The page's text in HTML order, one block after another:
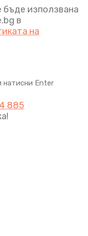
използвана
в
на
натисни Enter
885